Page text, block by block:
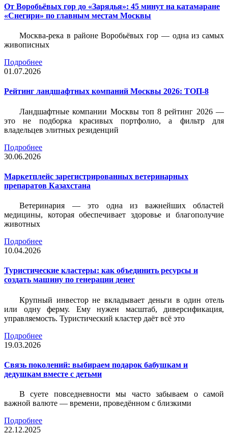
От Воробьёвых гор до «Зарядья»: 45 минут на катамаране
«Снегири» по главным местам Москвы
Москва-река в районе Воробьёвых гор — одна из самых
живописных
Подробнее
01.07.2026
Рейтинг ландшафтных компаний Москвы 2026: ТОП-8
Ландшафтные компании Москвы топ 8 рейтинг 2026 —
это не подборка красивых портфолио, а фильтр для
владельцев элитных резиденций
Подробнее
30.06.2026
Маркетплейс зарегистрированных ветеринарных
препаратов Казахстана
Ветеринария — это одна из важнейших областей
медицины, которая обеспечивает здоровье и благополучие
животных
Подробнее
10.04.2026
Туристические кластеры: как объединить ресурсы и
создать машину по генерации денег
Крупный инвестор не вкладывает деньги в один отель
или одну ферму. Ему нужен масштаб, диверсификация,
управляемость. Туристический кластер даёт всё это
Подробнее
19.03.2026
Связь поколений: выбираем подарок бабушкам и
дедушкам вместе с детьми
В суете повседневности мы часто забываем о самой
важной валюте — времени, проведённом с близкими
Подробнее
22.12.2025